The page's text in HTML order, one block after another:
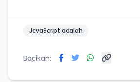
JavaScript adalah
Bagikan: